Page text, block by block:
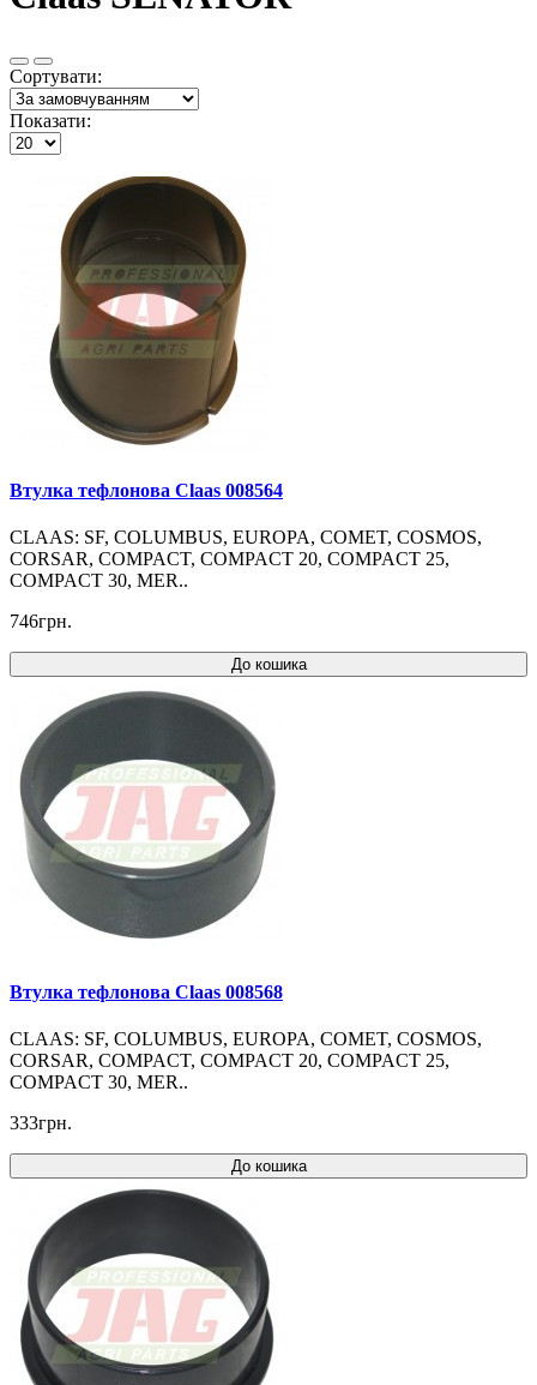
Сортувати:
Показати:
Втулка тефлонова Claas 008564
CLAAS: SF, COLUMBUS, EUROPA, COMET, COSMOS,
CORSAR, COMPACT, COMPACT 20, COMPACT 25,
COMPACT 30, MER..
746грн.
До кошика
Втулка тефлонова Claas 008568
CLAAS: SF, COLUMBUS, EUROPA, COMET, COSMOS,
CORSAR, COMPACT, COMPACT 20, COMPACT 25,
COMPACT 30, MER..
333грн.
До кошика